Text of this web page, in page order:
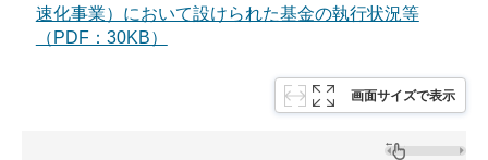
速化事業）において設けられた基金の執行状況等
（PDF：30KB）
画面サイズで表示